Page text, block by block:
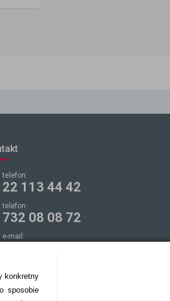
konkretny
sposobie
telefon:
22 113 44 42
telefon:
732 08 08 72
e-mail: